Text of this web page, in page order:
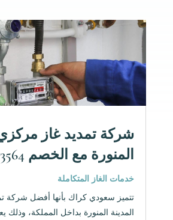
شركة تمديد غاز مركزي
المنورة مع الخصم 0503513564
خدمات الغاز المتكاملة
تتميز سعودي كراك بأنها أفضل شركة
المدينة المنورة بداخل المملكة، وذلك